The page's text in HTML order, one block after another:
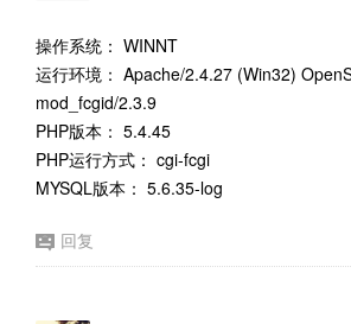
操作系统： WINNT
运行环境： Apache/2.4.27 (Win32)
mod_fcgid/2.3.9
PHP版本： 5.4.45
PHP运行方式： cgi-fcgi
MYSQL版本： 5.6.35-log
回复